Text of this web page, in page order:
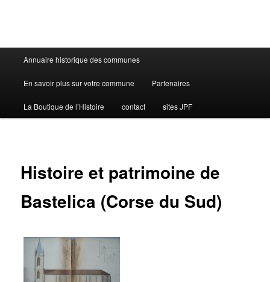
Menu
principal
Annuaire historique des communes
En savoir plus sur votre commune Partenaires
La Boutique de l’Histoire contact sites JPF
Histoire et patrimoine de
Bastelica (Corse du Sud)